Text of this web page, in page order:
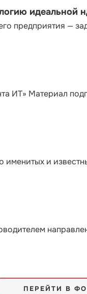
идеальной
предприятия —
ИТ» Материал
именитых и
ПЕРЕЙТИ В